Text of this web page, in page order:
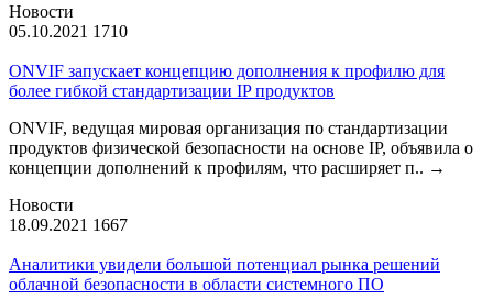
Новости
05.10.2021 1710
ONVIF запускает концепцию дополнения к профилю для
более гибкой стандартизации IP продуктов
ONVIF, ведущая мировая организация по стандартизации
продуктов физической безопасности на основе IP, объявила о
концепции дополнений к профилям, что расширяет п.. →
Новости
18.09.2021 1667
Аналитики увидели большой потенциал рынка решений
облачной безопасности в области системного ПО